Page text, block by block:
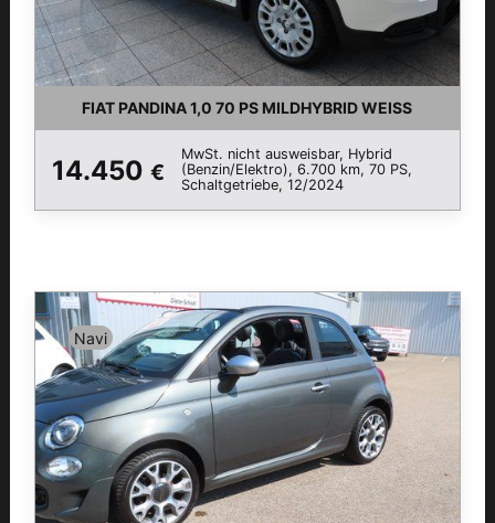
FIAT PANDINA 1,0 70 PS MILDHYBRID WEISS
14.450 €
MwSt. nicht ausweisbar, Hybrid
(Benzin/Elektro), 6.700 km, 70 PS,
Schaltgetriebe, 12/2024
Navi